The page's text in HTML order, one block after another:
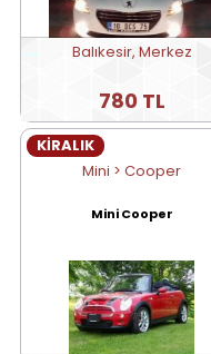
Balıkesir, Merkez
780 TL
KİRALIK
Mini > Cooper
Mini Cooper